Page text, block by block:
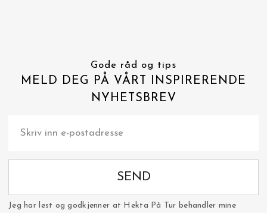
Gode råd og tips
MELD DEG PÅ VÅRT INSPIRERENDE
NYHETSBREV
SEND
Jeg har lest og godkjenner at Hekta På Tur behandler mine